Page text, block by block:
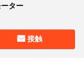
ター
接触